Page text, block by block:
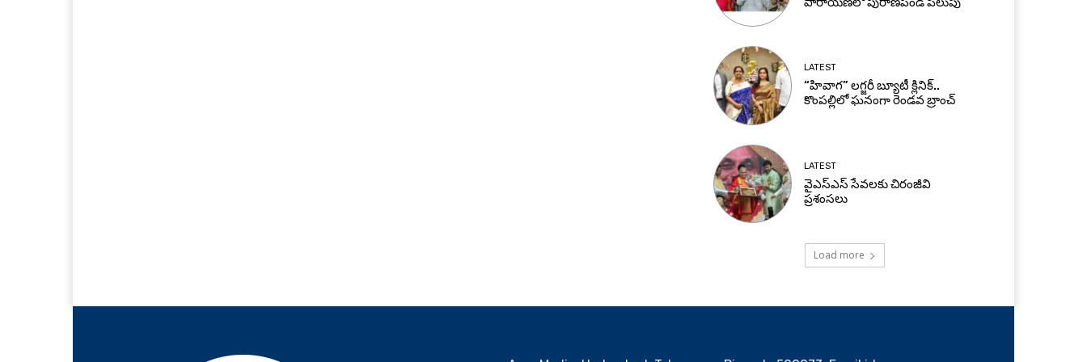
LATEST
“హివాగ” లగ్జరీ బ్యూటీ క్లినిక్..
కొంపల్లిలో ఘనంగా రెండవ బ్రాంచ్
LATEST
వైఎస్ఎస్ సేవలకు చిరంజీవి
ప్రశంసలు
Load more